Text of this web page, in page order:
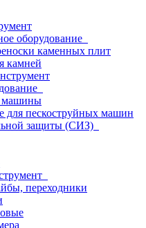
оборудование
каменных плит
камней
машины
для пескоструйных машин
защиты (СИЗ)
переходники